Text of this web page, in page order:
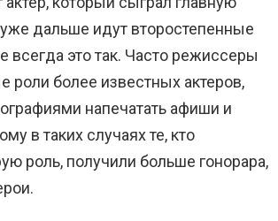
дальше идут второстепенные
всегда это так. Часто режиссеры
роли более известных актеров,
напечатать афиши и
в таких случаях те, кто
роль, получили больше гонорара,